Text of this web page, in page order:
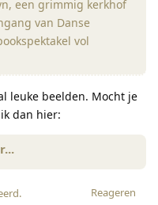
een grimmig kerkhof
van Danse
vol
leuke beelden. Mocht je
dan hier:
Reageren
.